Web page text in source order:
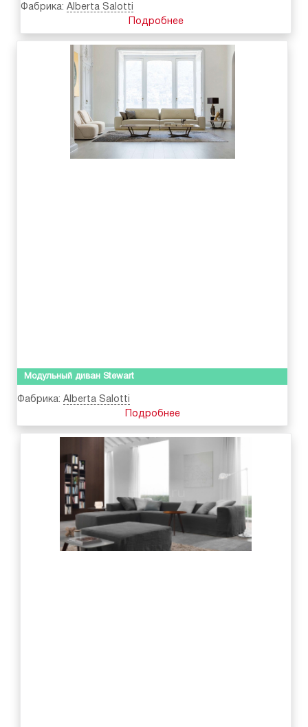
Фабрика: Alberta Salotti
Подробнее
Модульный диван Stewart
Фабрика: Alberta Salotti
Подробнее